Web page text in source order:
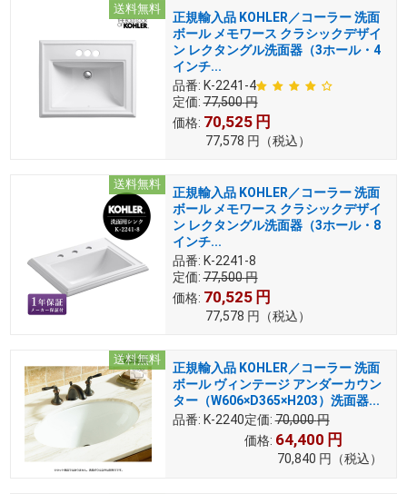
送料無料
正規輸入品 KOHLER／コーラー 洗面
ボール メモワース クラシックデザイ
ン レクタングル洗面器（3ホール・4
インチ...
品番: K-2241-4
定価: 77,500円
価格: 70,525 円
77,578 円 （税込）
送料無料
正規輸入品 KOHLER／コーラー 洗面
ボール メモワース クラシックデザイ
ン レクタングル洗面器（3ホール・8
インチ...
品番: K-2241-8
定価: 77,500円
価格: 70,525 円
77,578 円 （税込）
送料無料
正規輸入品 KOHLER／コーラー 洗面
ボール ヴィンテージ アンダーカウン
ター（W606×D365×H203）洗面器...
品番: K-2240定価: 70,000円
価格: 64,400 円
70,840 円 （税込）